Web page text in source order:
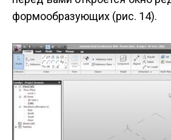
формообразующих (рис. 14).